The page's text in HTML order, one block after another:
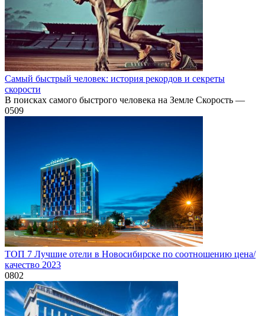
Самый быстрый человек: история рекордов и секреты
скорости
В поисках самого быстрого человека на Земле Скорость —
0509
ТОП 7 Лучшие отели в Новосибирске по соотношению цена/
качество 2023
0802